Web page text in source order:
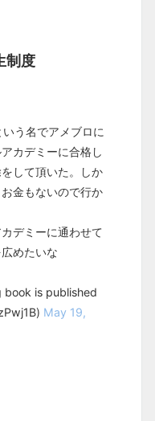
制度
う名でアメブロに
カデミーに合格し
して頂いた。しか
金もないので行か
デミーに通わせて
めたいな
is published
May 19,